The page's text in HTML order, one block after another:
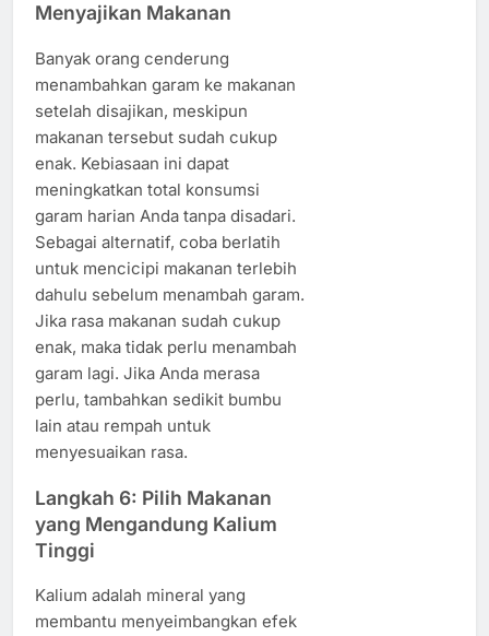
Menyajikan Makanan
Banyak orang cenderung
menambahkan garam ke makanan
setelah disajikan, meskipun
makanan tersebut sudah cukup
enak. Kebiasaan ini dapat
meningkatkan total konsumsi
garam harian Anda tanpa disadari.
Sebagai alternatif, coba berlatih
untuk mencicipi makanan terlebih
dahulu sebelum menambah garam.
Jika rasa makanan sudah cukup
enak, maka tidak perlu menambah
garam lagi. Jika Anda merasa
perlu, tambahkan sedikit bumbu
lain atau rempah untuk
menyesuaikan rasa.
Langkah 6: Pilih Makanan
yang Mengandung Kalium
Tinggi
Kalium adalah mineral yang
membantu menyeimbangkan efek